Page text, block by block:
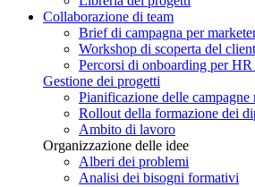
Collaborazione di team
Brief di campagna per
Workshop di scoperta del
Percorsi di onboarding per
Gestione dei progetti
Pianificazione delle campagne
Rollout della formazione dei
Ambito di lavoro
Organizzazione delle idee
Alberi dei problemi
Analisi dei bisogni formativi